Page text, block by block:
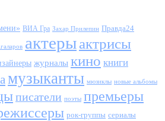
ВИА Гра Захар Прилепин Правда24
актерыактрисы
журналы кино книги
музыканты мюзиклы новые альбомы
писатели поэты премьеры
рок-группы сериалы